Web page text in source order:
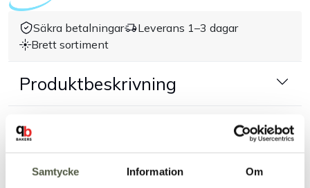
Samtycke Information Om
Kundtjänst
Kontakt
Säkra betalningar
Leverans 1–3 dagar
Brett sortiment
Produktbeskrivning
Dokument & produktblad
Tillbehör & kompatibla produkter